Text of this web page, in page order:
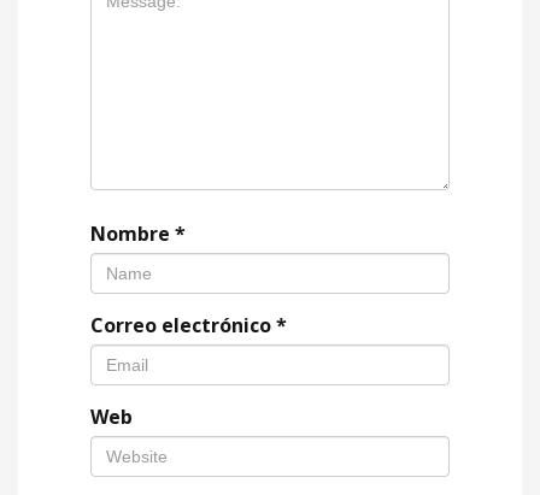
Nombre *
Correo electrónico*
Web